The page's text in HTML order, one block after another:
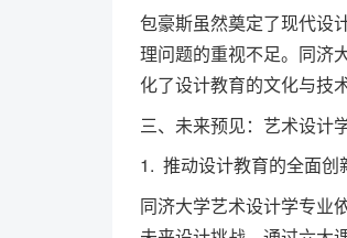
包豪斯虽然奠定了现代设
理问题的重视不足。同济
化了设计教育的文化与技
三、未来预见：艺术设计
1. 推动设计教育的全面创
同济大学艺术设计学专业